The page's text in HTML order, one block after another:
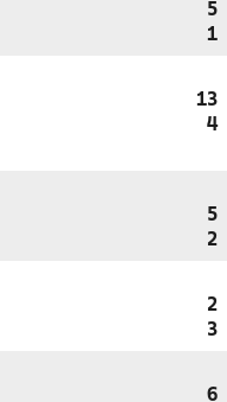
5
1
13
4
5
2
2
3
6